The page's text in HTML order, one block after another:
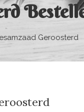
Geroosterd